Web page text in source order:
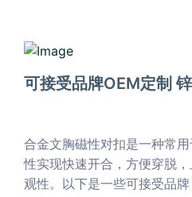
2025-07-13
可接受品牌OEM定制
合金文胸磁性对扣是一种常
性实现快速开合，方便穿脱
观性。以下是一些可接受品